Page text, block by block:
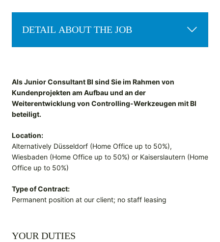
DETAIL ABOUT THE JOB
Als Junior Consultant BI sind Sie im Rahmen von
Kundenprojekten am Aufbau und an der
Weiterentwicklung von Controlling-Werkzeugen mit BI
beteiligt.
Location:
Alternatively Düsseldorf (Home Office up to 50%),
Wiesbaden (Home Office up to 50%) or Kaiserslautern (Home
Office up to 50%)
Type of Contract:
Permanent position at our client; no staff leasing
YOUR DUTIES